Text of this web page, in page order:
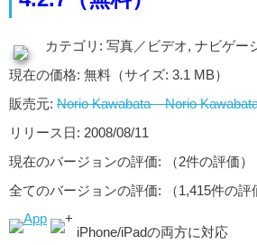
カテゴリ: 写真／ビデオ, ナビゲー
現在の価格: 無料（サイズ: 3.1 MB）
販売元: Norio Kawabata – Norio
リリース日: 2008/08/11
現在のバージョンの評価:
（2件の評価）
全てのバージョンの評価:
（1,415件の評
iPhone/iPadの両方に対応